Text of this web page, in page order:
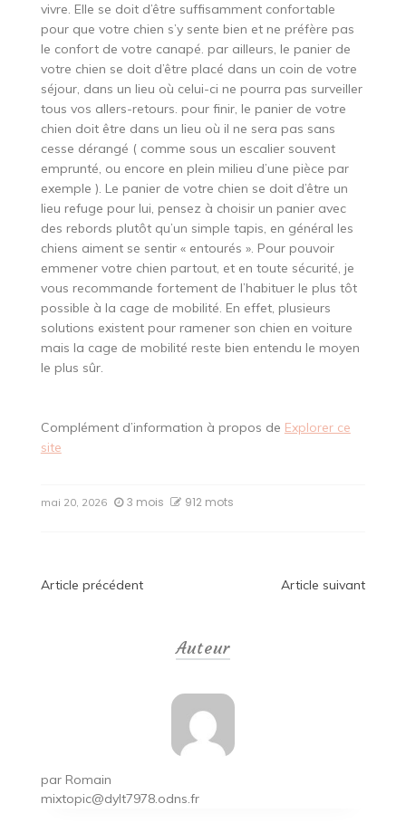
vivre. Elle se doit d’être suffisamment confortable
pour que votre chien s’y sente bien et ne préfère pas
le confort de votre canapé. par ailleurs, le panier de
votre chien se doit d’être placé dans un coin de votre
séjour, dans un lieu où celui-ci ne pourra pas surveiller
tous vos allers-retours. pour finir, le panier de votre
chien doit être dans un lieu où il ne sera pas sans
cesse dérangé ( comme sous un escalier souvent
emprunté, ou encore en plein milieu d’une pièce par
exemple ). Le panier de votre chien se doit d’être un
lieu refuge pour lui, pensez à choisir un panier avec
des rebords plutôt qu’un simple tapis, en général les
chiens aiment se sentir « entourés ». Pour pouvoir
emmener votre chien partout, et en toute sécurité, je
vous recommande fortement de l’habituer le plus tôt
possible à la cage de mobilité. En effet, plusieurs
solutions existent pour ramener son chien en voiture
mais la cage de mobilité reste bien entendu le moyen
le plus sûr.
Complément d’information à propos de Explorer ce
site
mai 20, 2026 3 mois 912 mots
Navigation
Article précédent Article suivant
Auteur
par Romain
mixtopic@dylt7978.odns.fr